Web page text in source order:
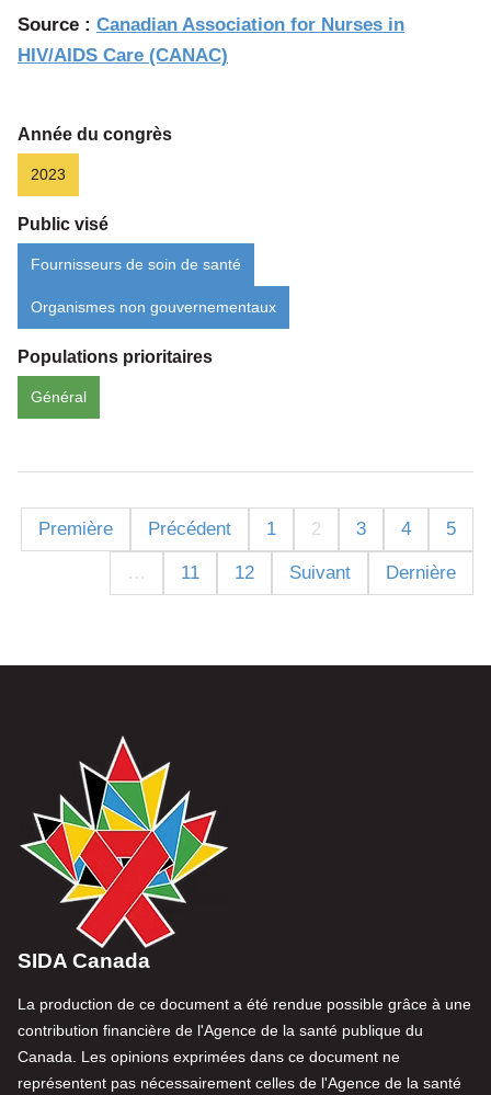
Source : Canadian Association for Nurses in
HIV/AIDS Care (CANAC)
Année du congrès
2023
Public visé
Fournisseurs de soin de santé
Organismes non gouvernementaux
Populations prioritaires
Général
Première Précédent 1 2 3 4 5
… 11 12 Suivant Dernière
SIDA Canada
La production de ce document a été rendue possible grâce à une
contribution financière de l'Agence de la santé publique du
Canada. Les opinions exprimées dans ce document ne
représentent pas nécessairement celles de l'Agence de la santé